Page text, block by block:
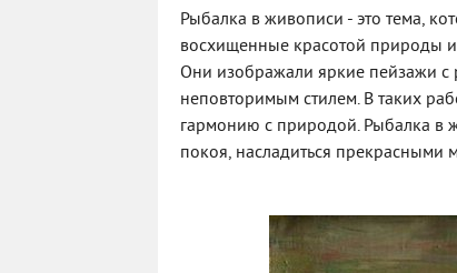
Рыбалка в живописи - это тема,
восхищенные красотой природы и
Они изображали яркие пейзажи с
неповторимым стилем. В таких
гармонию с природой. Рыбалка в
покоя, насладиться прекрасными